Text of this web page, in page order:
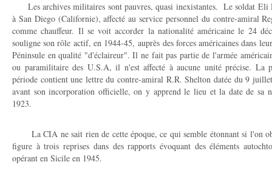
Les archives militaires sont pauvres, quasi inexistantes. Le soldat Eli
à San Diego (Californie), affecté au service personnel du contre-amiral
comme chauffeur. Il se voit accorder la nationalité américaine le 24
souligne son rôle actif, en 1944-45, auprès des forces américaines dans
Péninsule en qualité "d'éclaireur". Il ne fait pas partie de l'armée
ou paramilitaire des U.S.A, il n'est affecté à aucune unité précise. La
période contient une lettre du contre-amiral R.R. Shelton datée du 9
avant son incorporation officielle, on y apprend le lieu et la date de sa
1923.
La CIA ne sait rien de cette époque, ce qui semble étonnant si l'on
figure à trois reprises dans des rapports évoquant des éléments
opérant en Sicile en 1945.